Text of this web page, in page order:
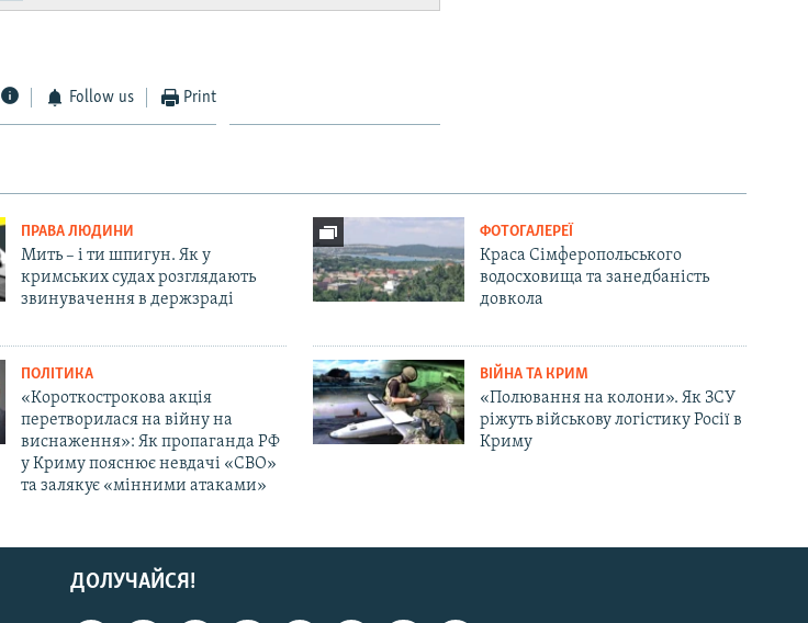
Follow us Print
ПРАВА ЛЮДИНИ
Мить – і ти шпигун. Як у
кримських судах розглядають
звинувачення в держзраді
ФОТОГАЛЕРЕЇ
Краса Сімферопольського
водосховища та занедбаність
довкола
ПОЛІТИКА
«Короткострокова акція
перетворилася на війну на
виснаження»: Як пропаганда РФ
у Криму пояснює невдачі «СВО»
та залякує «мінними атаками»
ВІЙНА ТА КРИМ
«Полювання на колони». Як ЗСУ
ріжуть військову логістику Росії в
Криму
ДОЛУЧАЙСЯ!